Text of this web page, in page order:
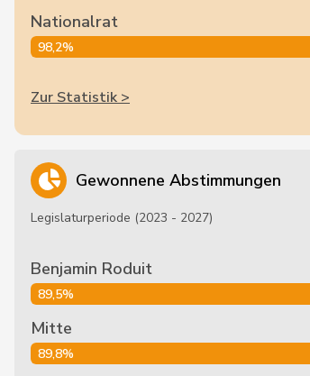
Nationalrat
98,2%
Zur Statistik >
Gewonnene Abstimmungen
Legislaturperiode (2023 - 2027)
Benjamin Roduit
89,5%
Mitte
89,8%